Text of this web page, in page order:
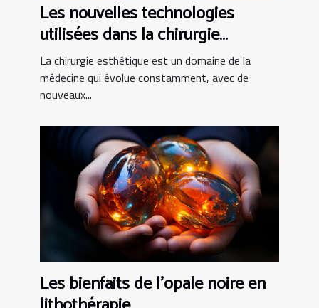
Les nouvelles technologies
utilisées dans la chirurgie
esthétique tunisienne
La chirurgie esthétique est un domaine de la
médecine qui évolue constamment, avec de
nouveaux...
Les bienfaits de l’opale noire en